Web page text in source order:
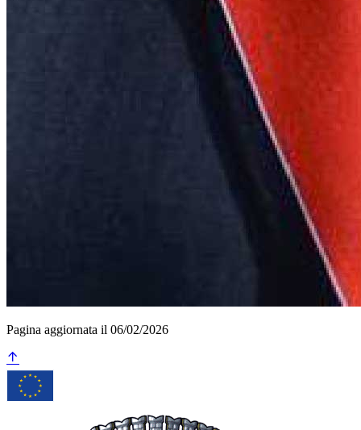
Pagina aggiornata il 06/02/2026